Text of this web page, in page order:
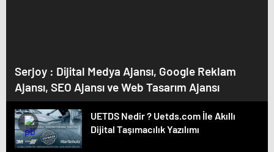
Serjoy : Dijital Medya Ajansı, Google Reklam
Ajansı, SEO Ajansı ve Web Tasarım Ajansı
UETDS Nedir ? Uetds.com İle Akıllı
Dijital Taşımacılık Yazılımı